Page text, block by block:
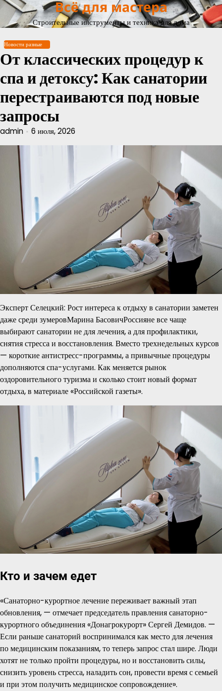
Перейти
содержимому
Всё для мастера
Строительные инструменты и техника для дома
Новости разные
От классических процедур к
спа и детоксу: Как санатории
перестраиваются под новые
запросы
admin 6 июля, 2026
Эксперт Селецкий: Рост интереса к отдыху в санатории заметен
даже среди зумеровМарина БасовичРоссияне все чаще
выбирают санатории не для лечения, а для профилактики,
снятия стресса и восстановления. Вместо трехнедельных курсов
— короткие антистресс-программы, а привычные процедуры
дополняются спа-услугами. Как меняется рынок
оздоровительного туризма и сколько стоит новый формат
отдыха, в материале «Российской газеты».
Кто и зачем едет
«Санаторно-курортное лечение переживает важный этап
обновления, — отмечает председатель правления санаторно-
курортного объединения «Донагрокурорт» Сергей Демидов. —
Если раньше санаторий воспринимался как место для лечения
по медицинским показаниям, то теперь запрос стал шире. Люди
хотят не только пройти процедуры, но и восстановить силы,
снизить уровень стресса, наладить сон, провести время с семьей
и при этом получить медицинское сопровождение».